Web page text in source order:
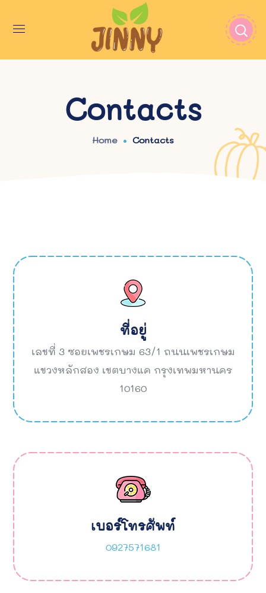
Contacts
Home Contacts
ที่อยู่
เลขที่ 3 ซอยเพชรเกษม 63/1 ถนนเพชรเกษม
แขวงหลักสอง เขตบางแค กรุงเทพมหานคร
10160
เบอร์โทรศัพท์
0927571681